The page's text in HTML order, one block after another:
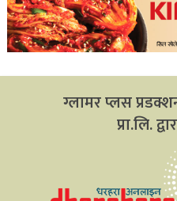
ग्लामर प्लस
प्रा.लि.